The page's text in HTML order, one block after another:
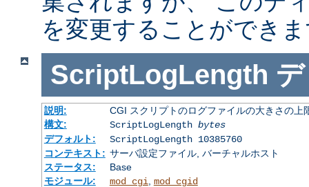
を変更することができ
ScriptLogLength
説明:
CGI スクリプトのログファイルの大きさの上
構文:
ScriptLogLength bytes
デフォルト:
ScriptLogLength 10385760
コンテキスト: サーバ設定ファイル, バーチャルホスト
ステータス:
Base
モジュール:
mod_cgi mod_cgid